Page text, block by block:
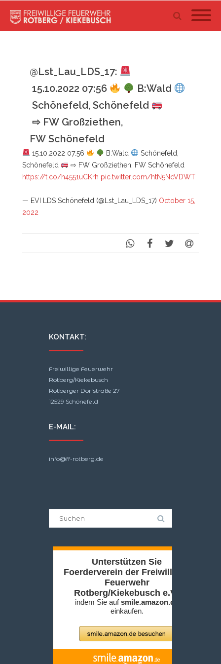
@Lst_Lau_LDS_17:
15.10.2022 07:56
B:Wald
Schönefeld, Schönefeld
⇨ FW Großziethen,
FW Schönefeld
15.10.2022 07:56 B:Wald
Schönefeld,
Schönefeld
⇨ FW Großziethen, FW Schönefeld
https://t.co/h4551uCKrh pic.twitter.com/htN5NcVDWT
— EVI LDS Schönefeld (@Lst_Lau_LDS_17) October 15,
2022
KONTAKT:
Freiwillige Feuerwehr
Rotberg/Kiekebusch
Rotberger Dorfstraße 27
12529 Schönefeld
E-MAIL:
info@ff-rotberg.de